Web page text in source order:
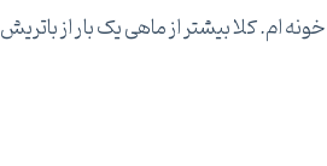
ام. کلا بیشتر از ماهی یک بار از باتریش